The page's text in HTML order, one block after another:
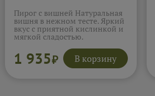
Пирог с вишней Натуральная
вишня в нежном тесте. Яркий
вкус с приятной кислинкой и
мягкой сладостью.
1 935₽ В корзину